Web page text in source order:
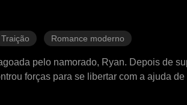
Traição Romance moderno
pelo namorado, Ryan. Depois de
forças para se libertar com a ajuda